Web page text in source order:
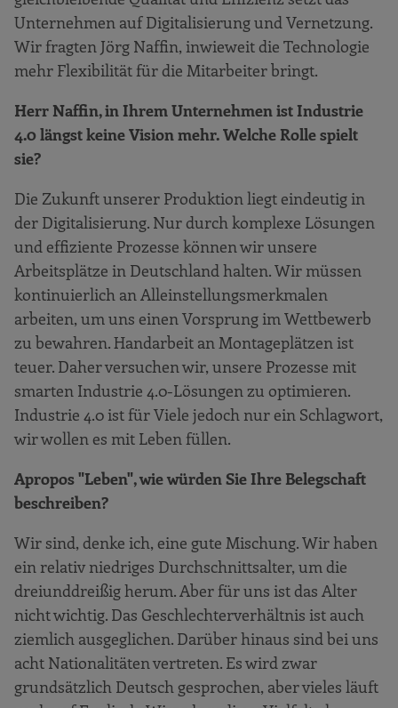
Unternehmen auf Digitalisierung und Vernetzung.
Wir fragten Jörg Naffin, inwieweit die Technologie
mehr Flexibilität für die Mitarbeiter bringt.
Herr Naffin, in Ihrem Unternehmen ist Industrie
4.0 längst keine Vision mehr. Welche Rolle spielt
sie?
Die Zukunft unserer Produktion liegt eindeutig in
der Digitalisierung. Nur durch komplexe Lösungen
und effiziente Prozesse können wir unsere
Arbeitsplätze in Deutschland halten. Wir müssen
kontinuierlich an Alleinstellungsmerkmalen
arbeiten, um uns einen Vorsprung im Wettbewerb
zu bewahren. Handarbeit an Montageplätzen ist
teuer. Daher versuchen wir, unsere Prozesse mit
smarten Industrie 4.0-Lösungen zu optimieren.
Industrie 4.0 ist für Viele jedoch nur ein Schlagwort,
wir wollen es mit Leben füllen.
Apropos "Leben", wie würden Sie Ihre Belegschaft
beschreiben?
Wir sind, denke ich, eine gute Mischung. Wir haben
ein relativ niedriges Durchschnittsalter, um die
dreiunddreißig herum. Aber für uns ist das Alter
nicht wichtig. Das Geschlechterverhältnis ist auch
ziemlich ausgeglichen. Darüber hinaus sind bei uns
acht Nationalitäten vertreten. Es wird zwar
grundsätzlich Deutsch gesprochen, aber vieles läuft